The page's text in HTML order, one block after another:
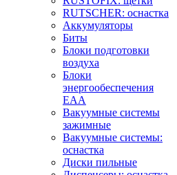
RUTSCHER: оснастка
Аккумуляторы
Биты
Блоки подготовки
воздуха
Блоки
энергообеспечения
EAA
Вакуумные системы
зажимные
Вакуумные системы:
оснастка
Диски пильные